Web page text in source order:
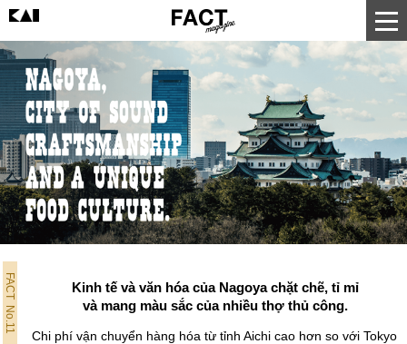
FACT No.11
Kinh tế và văn hóa của Nagoya chặt chẽ, tỉ mỉ
và mang màu sắc của nhiều thợ thủ công.
Chi phí vận chuyển hàng hóa từ tỉnh Aichi cao hơn so với Tokyo